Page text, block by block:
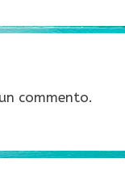
commento.